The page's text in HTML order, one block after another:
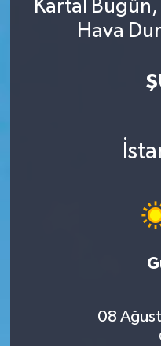
Kartal Bugün,
Hava
08